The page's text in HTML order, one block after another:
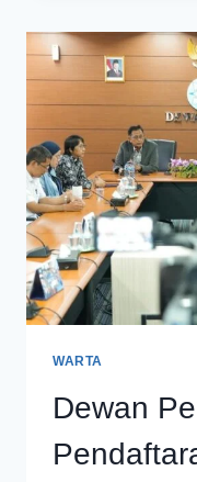
PERS
BARU
WARTA
Dewan